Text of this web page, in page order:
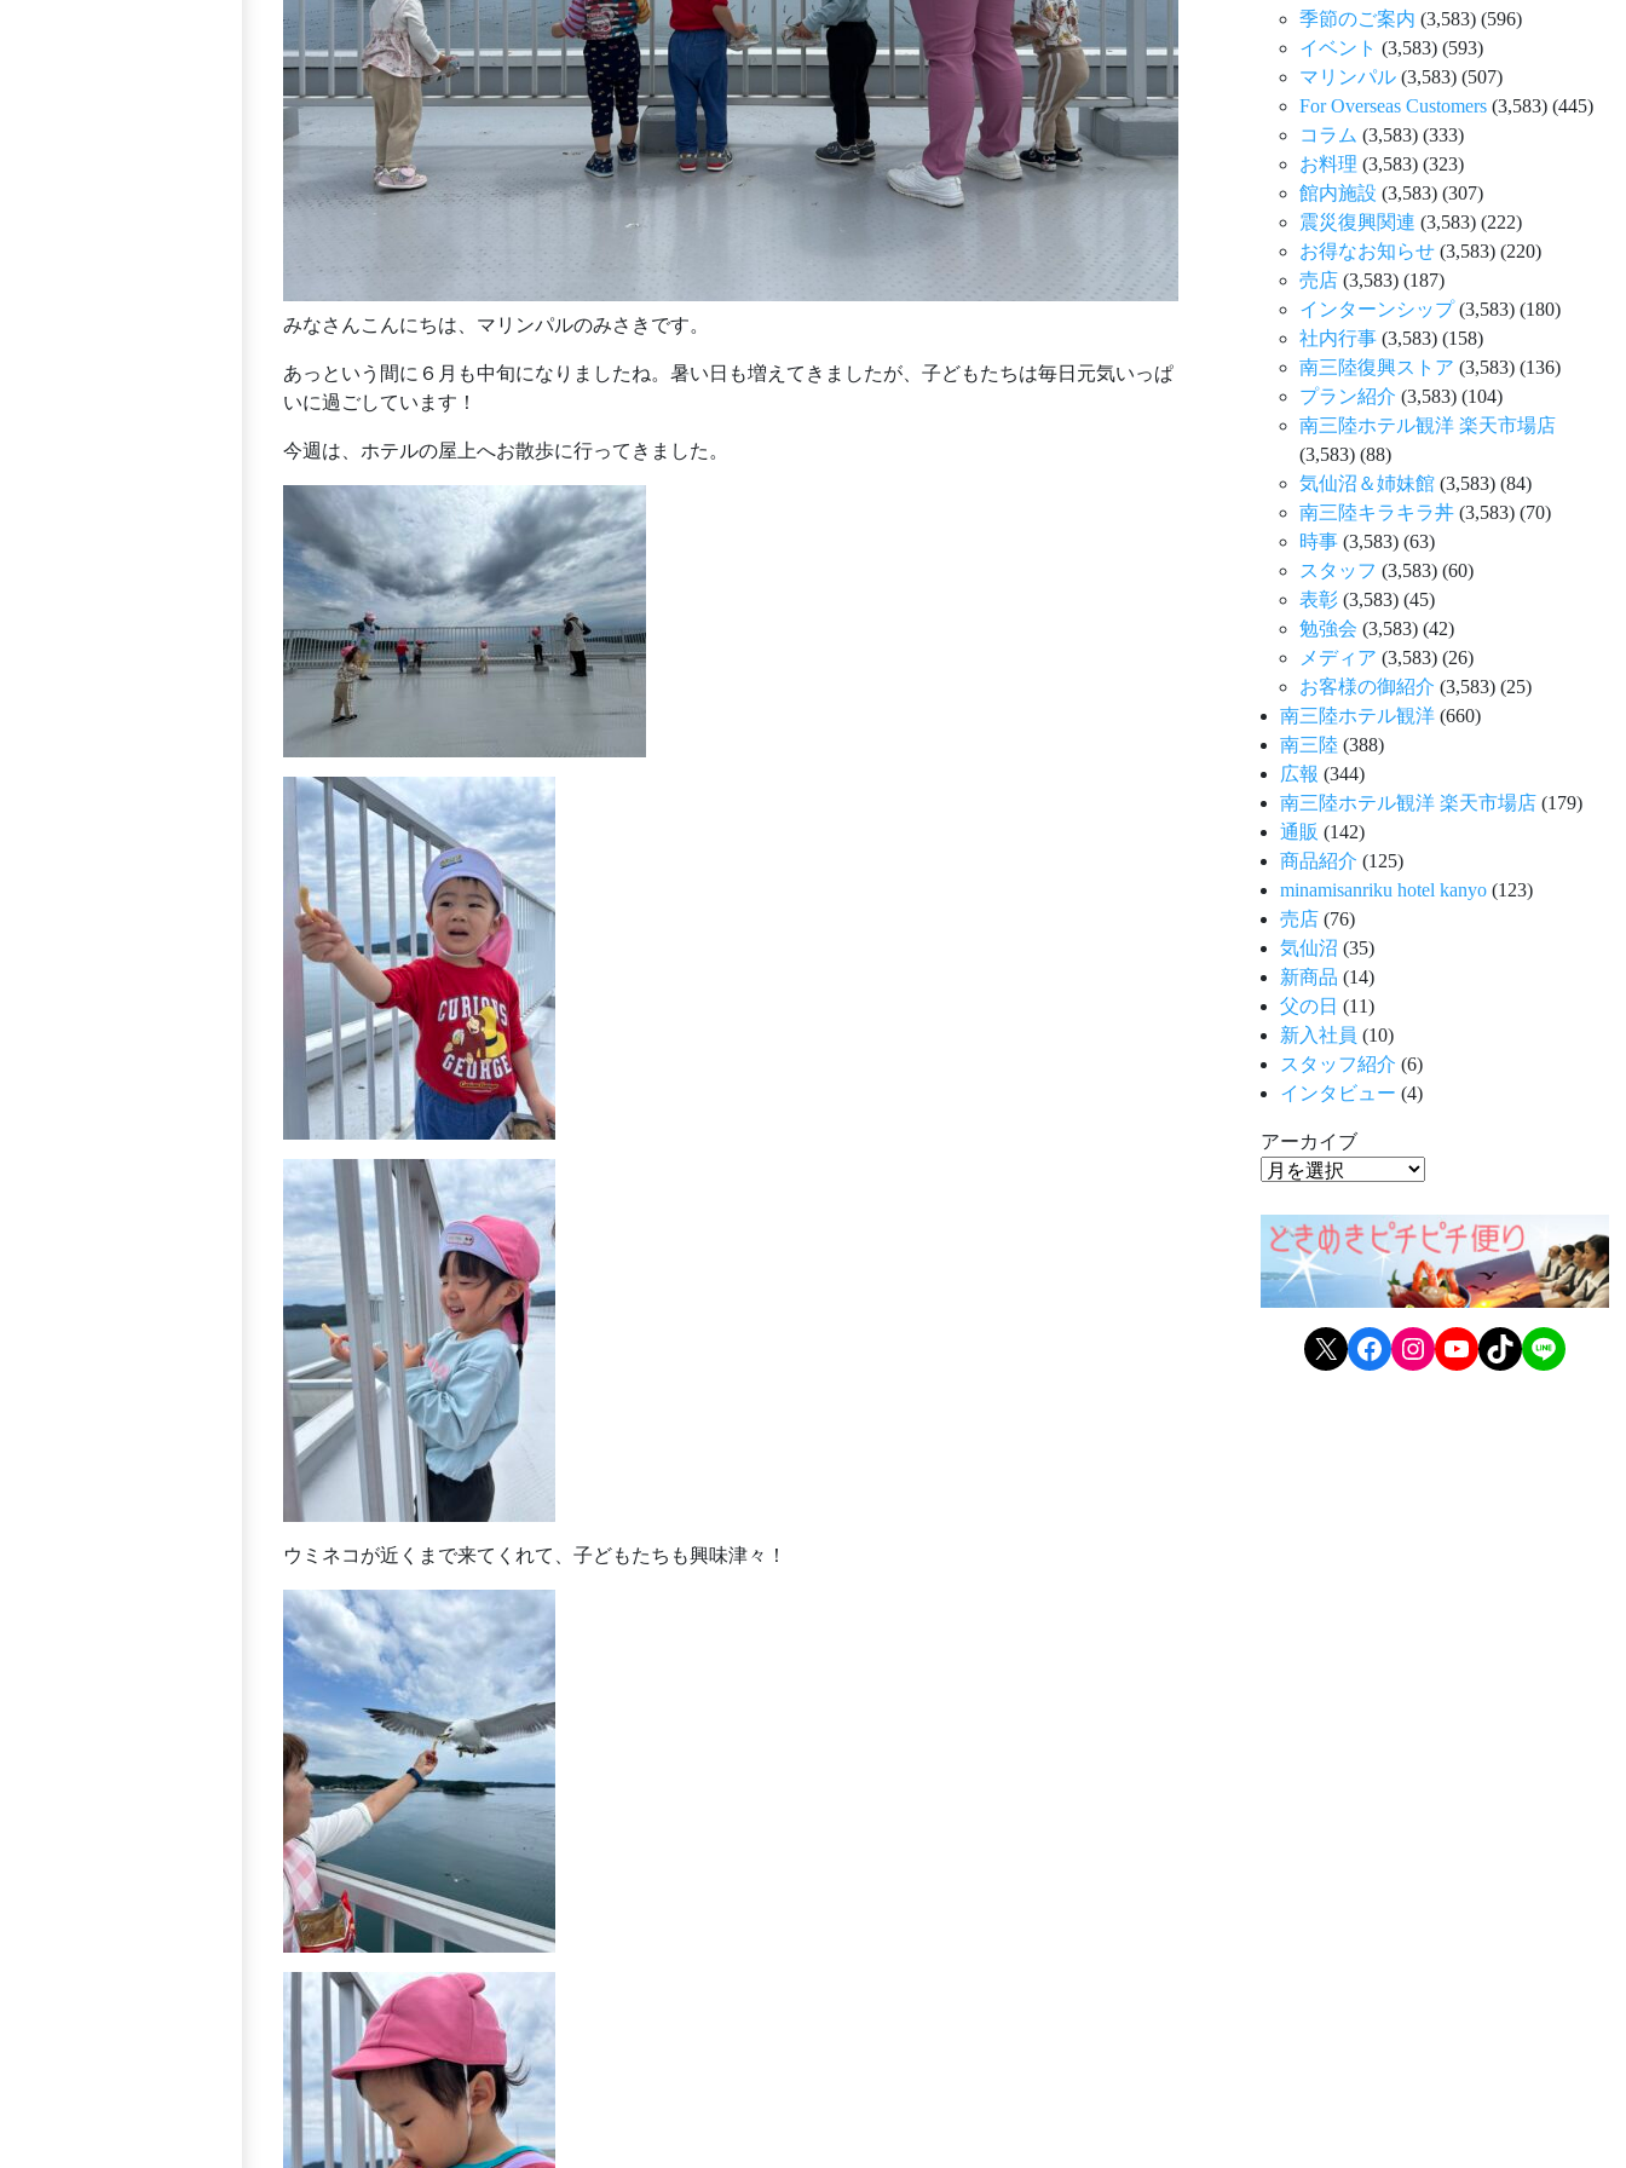
みなさんこんにちは、マリンパルのみさきです。
あっという間に６月も中旬になりましたね。暑い日も増えてきましたが、子どもたちは毎日元気いっぱ
いに過ごしています！
今週は、ホテルの屋上へお散歩に行ってきました。
ウミネコが近くまで来てくれて、子どもたちも興味津々！
季節のご案内 (3,583) (596)
イベント (3,583) (593)
マリンパル (3,583) (507)
For Overseas Customers (3,583) (445)
コラム (3,583) (333)
お料理 (3,583) (323)
館内施設 (3,583) (307)
震災復興関連 (3,583) (222)
お得なお知らせ (3,583) (220)
売店 (3,583) (187)
インターンシップ(3,583) (180)
社内行事 (3,583) (158)
南三陸復興ストア (3,583) (136)
プラン紹介 (3,583) (104)
南三陸ホテル観洋 楽天市場店
(3,583) (88)
気仙沼＆姉妹館 (3,583) (84)
南三陸キラキラ丼 (3,583) (70)
時事 (3,583) (63)
スタッフ (3,583) (60)
表彰 (3,583) (45)
勉強会 (3,583) (42)
メディア (3,583) (26)
お客様の御紹介 (3,583) (25)
南三陸ホテル観洋 (660)
南三陸 (388)
広報 (344)
南三陸ホテル観洋 楽天市場店 (179)
通販 (142)
商品紹介 (125)
minamisanriku hotel kanyo (123)
売店 (76)
気仙沼 (35)
新商品 (14)
父の日 (11)
新入社員 (10)
スタッフ紹介 (6)
インタビュー (4)
アーカイブ
X Facebook Instagram YouTube TikTok LINE